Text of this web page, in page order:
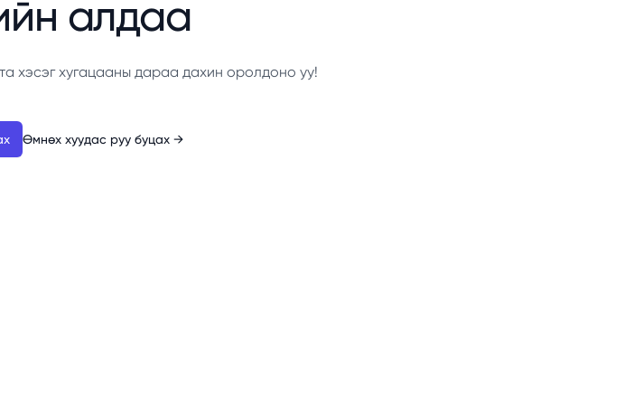
алдаа
хэсэг хугацааны дараа дахин оролдоно уу!
Өмнөх хуудас руу буцах →